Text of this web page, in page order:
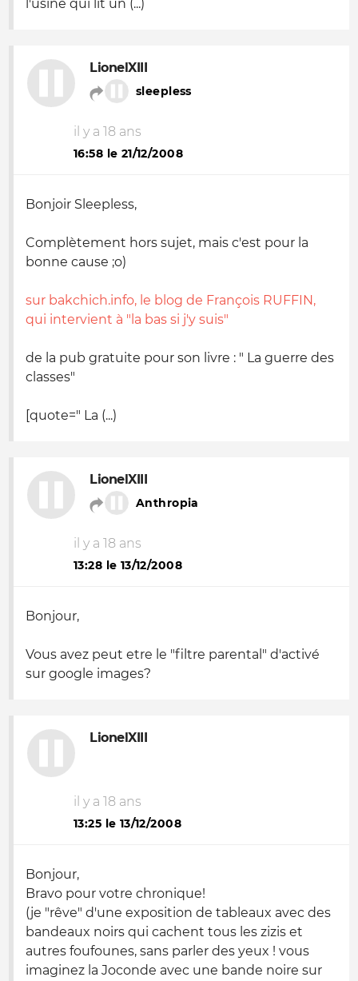
l'usine qui lit un (...)
LionelXIII
sleepless
il y a 18 ans
16:58 le 21/12/2008
Bonjoir Sleepless,
Complètement hors sujet, mais c'est pour la
bonne cause ;o)
sur bakchich.info, le blog de François RUFFIN,
qui intervient à "la bas si j'y suis"
de la pub gratuite pour son livre : " La guerre des
classes"
[quote=" La (...)
LionelXIII
Anthropia
il y a 18 ans
13:28 le 13/12/2008
Bonjour,
Vous avez peut etre le "filtre parental" d'activé
sur google images?
LionelXIII
il y a 18 ans
13:25 le 13/12/2008
Bonjour,
Bravo pour votre chronique!
(je "rêve" d'une exposition de tableaux avec des
bandeaux noirs qui cachent tous les zizis et
autres foufounes, sans parler des yeux ! vous
imaginez la Joconde avec une bande noire sur